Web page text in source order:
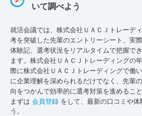
いて調べよう
就活会議では、株式会社ＵＡＣＪトレーデ
考を突破した先輩のエントリーシート、実
体験記、選考状況をリアルタイムで把握で
ます。株式会社ＵＡＣＪトレーディングの
際に株式会社ＵＡＣＪトレーディングで働
に企業理解を深められるだけでなく、先輩
向をつかんで効率的に選考対策を進めること
まずは 会員登録 をして、最新の口コミや
う。